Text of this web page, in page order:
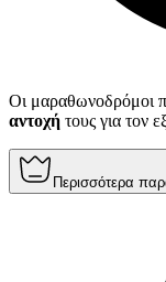
Οι μαραθωνοδρόμοι
αντοχή τους για τον
Περισσότερα